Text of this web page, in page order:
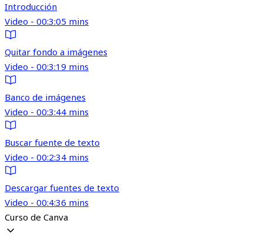
Introducción
Video - 00:3:05 mins
Quitar fondo a imágenes
Video - 00:3:19 mins
Banco de imágenes
Video - 00:3:44 mins
Buscar fuente de texto
Video - 00:2:34 mins
Descargar fuentes de texto
Video - 00:4:36 mins
Curso de Canva